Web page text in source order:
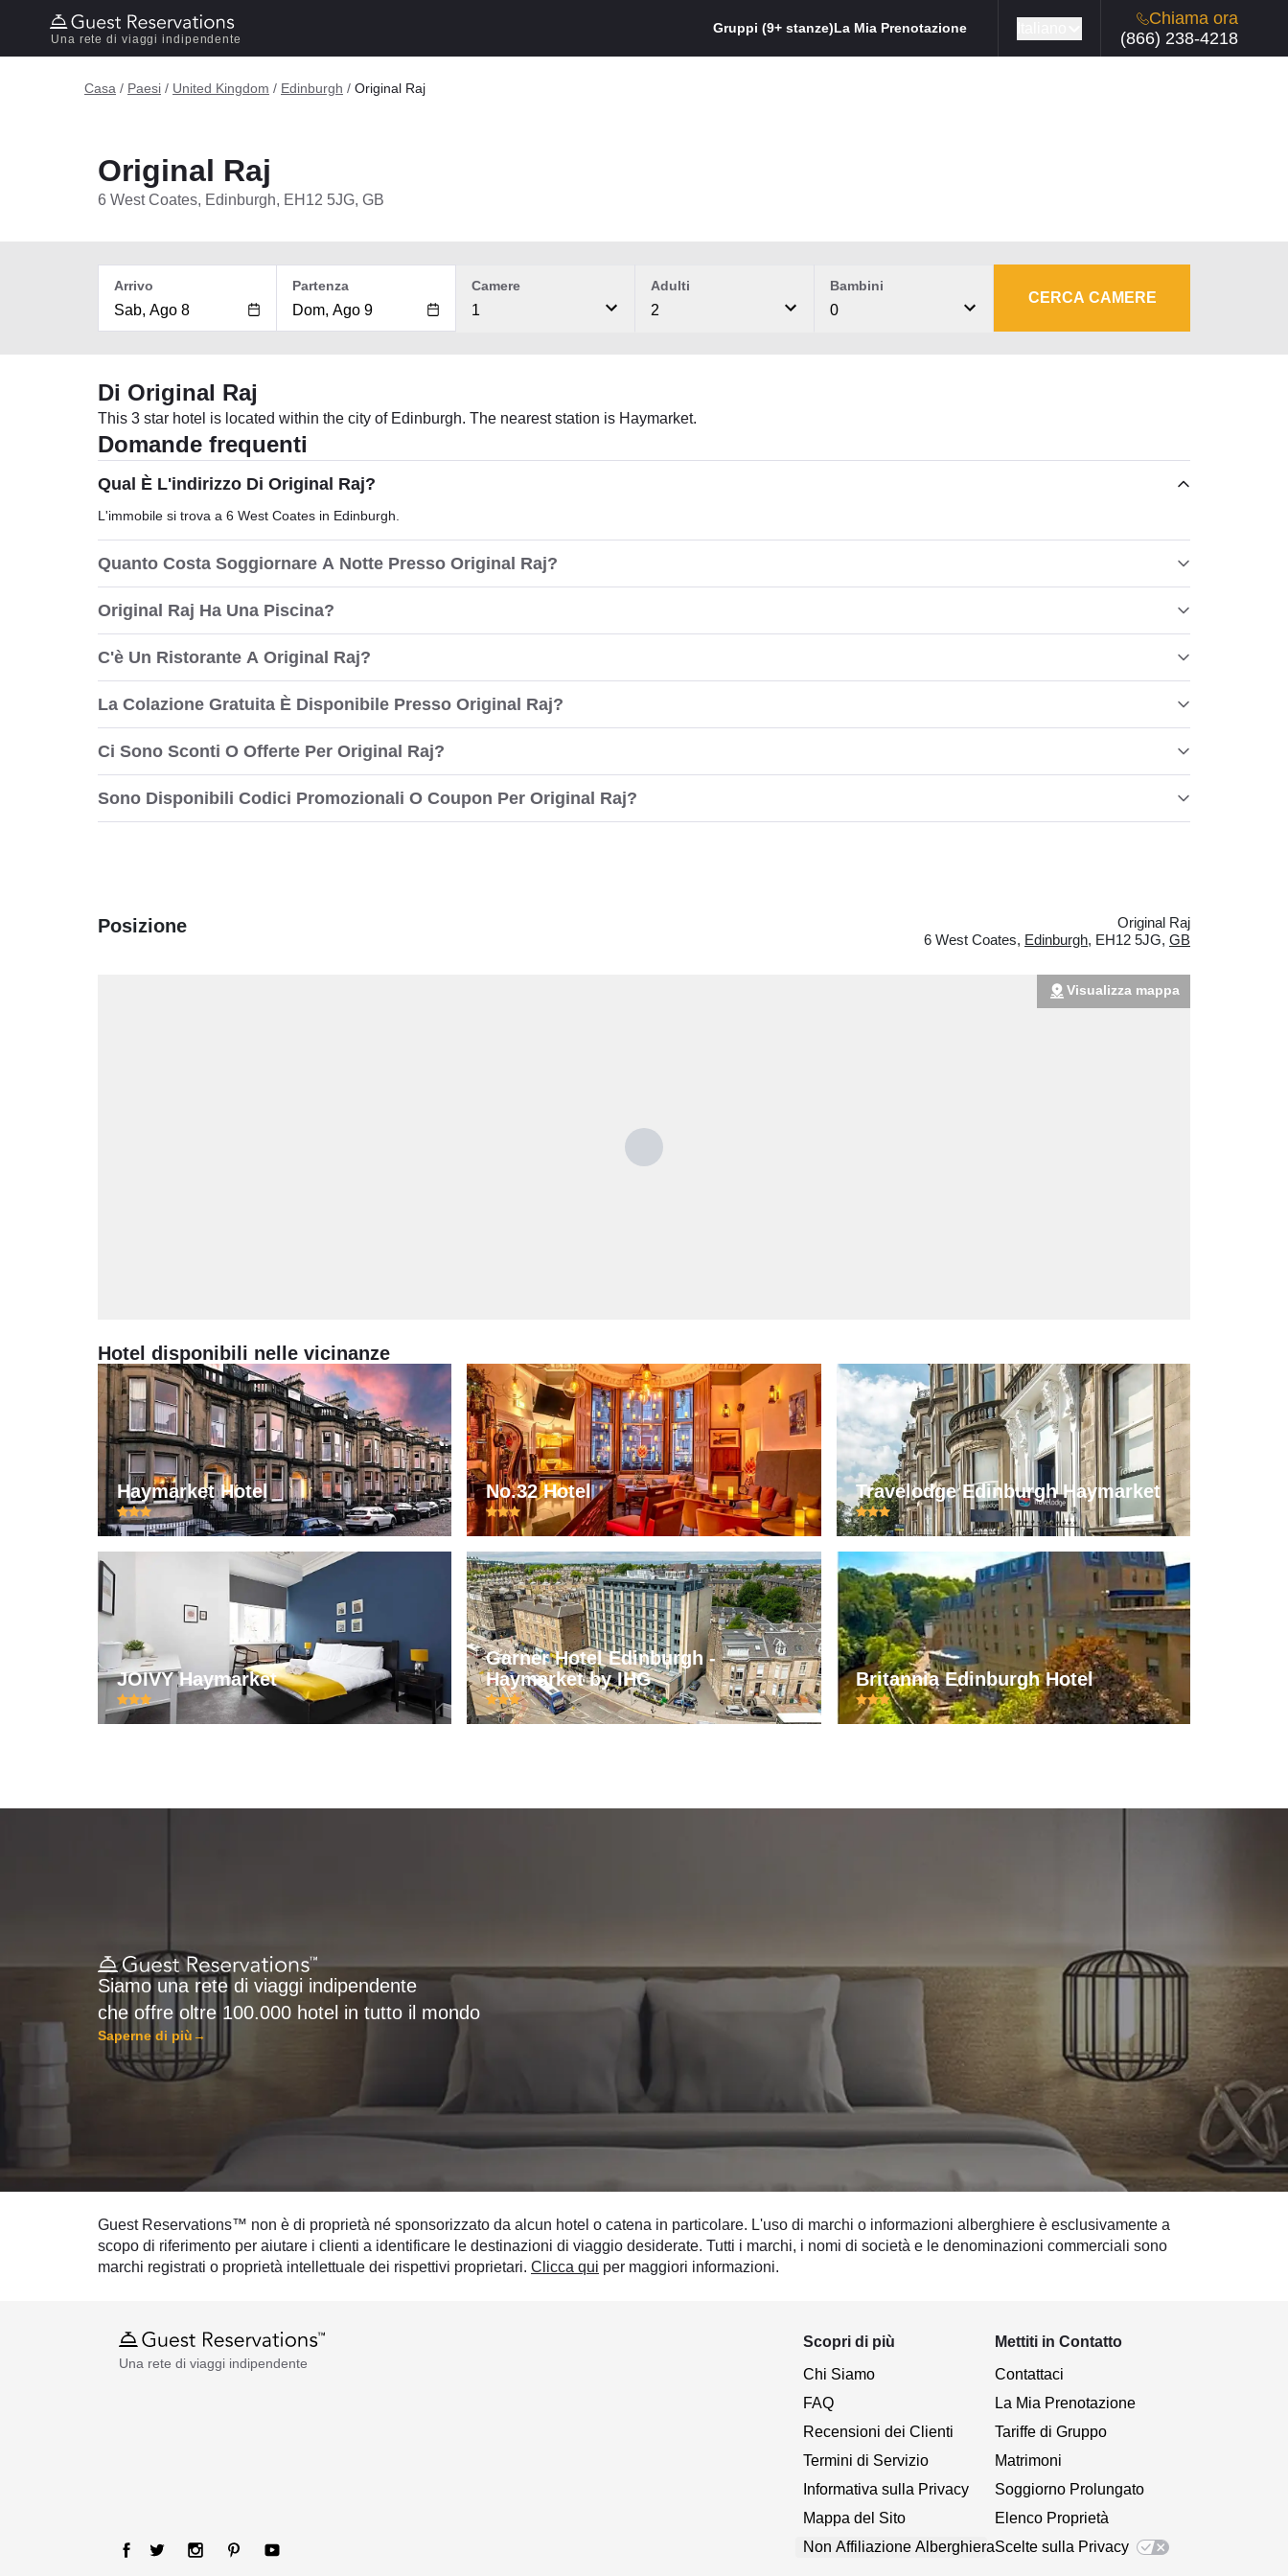
Una rete di viaggi indipendente
Gruppi (9+ stanze)La Mia Prenotazione
Chiama ora
(866) 238-4218
Casa / Paesi / United Kingdom / Edinburgh / Original Raj
Original Raj
6 West Coates, Edinburgh, EH12 5JG, GB
Arrivo Partenza
1
Camere
2
Adulti
0
Bambini
CERCA CAMERE
Di Original Raj
This 3 star hotel is located within the city of Edinburgh. The nearest station is Haymarket.
Domande frequenti
Qual È L'indirizzo Di Original Raj?
L'immobile si trova a 6 West Coates in Edinburgh.
Quanto Costa Soggiornare A Notte Presso Original Raj?
Original Raj Ha Una Piscina?
C'è Un Ristorante A Original Raj?
La Colazione Gratuita È Disponibile Presso Original Raj?
Ci Sono Sconti O Offerte Per Original Raj?
Sono Disponibili Codici Promozionali O Coupon Per Original Raj?
Posizione
Original Raj
6 West Coates, Edinburgh, EH12 5JG, GB
Visualizza mappa
Hotel disponibili nelle vicinanze
Haymarket Hotel No.32 Hotel Travelodge Edinburgh Haymarket
JOIVY Haymarket
Garner Hotel Edinburgh -
Haymarket by IHG
Britannia Edinburgh Hotel
Siamo una rete di viaggi indipendente
che offre oltre 100.000 hotel in tutto il mondo
Saperne di più →
Guest Reservations™ non è di proprietà né sponsorizzato da alcun hotel o catena in particolare. L'uso di marchi o informazioni alberghiere è esclusivamente a
scopo di riferimento per aiutare i clienti a identificare le destinazioni di viaggio desiderate. Tutti i marchi, i nomi di società e le denominazioni commerciali sono
marchi registrati o proprietà intellettuale dei rispettivi proprietari. Clicca qui per maggiori informazioni.
Una rete di viaggi indipendente
Scopri di più
Chi Siamo
FAQ
Recensioni dei Clienti
Termini di Servizio
Informativa sulla Privacy
Mappa del Sito
Non Affiliazione Alberghiera
Mettiti in Contatto
Contattaci
La Mia Prenotazione
Tariffe di Gruppo
Matrimoni
Soggiorno Prolungato
Elenco Proprietà
Scelte sulla Privacy